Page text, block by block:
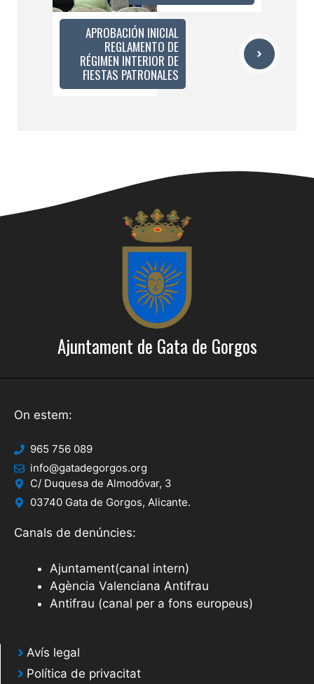
APROBACIÓN INICIAL
REGLAMENTO DE
RÉGIMEN INTERIOR DE
FIESTAS PATRONALES
Ajuntament de Gata de Gorgos
On estem:
965 756 089
info@gatadegorgos.org
C/ Duquesa de Almodóvar, 3
03740 Gata de Gorgos, Alicante.
Canals de denúncies:
Ajuntament(canal intern)
Agència Valenciana Antifrau
Antifrau (canal per a fons europeus)
Avís legal
Política de privacitat